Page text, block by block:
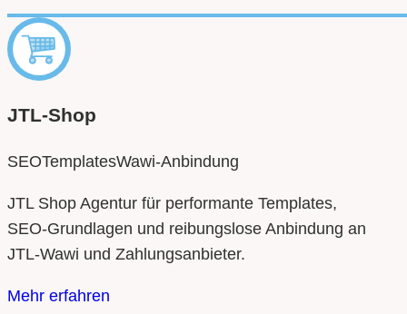
JTL‑Shop
SEOTemplatesWawi‑Anbindung
JTL Shop Agentur für performante Templates,
SEO‑Grundlagen und reibungslose Anbindung an
JTL‑Wawi und Zahlungsanbieter.
Mehr erfahren